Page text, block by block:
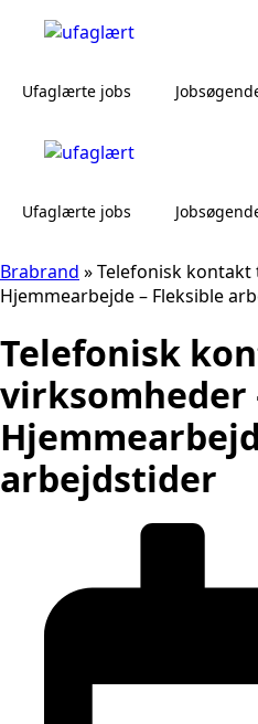
Ufaglærte jobs
Ufaglærte jobs
Brabrand »Telefonisk
Hjemmearbejde – Fleksible
Telefonisk
virksomheder
arbejdstider